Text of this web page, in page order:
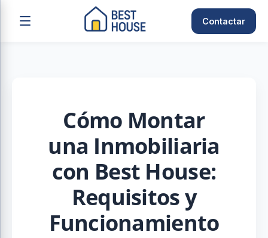
Contactar
Cómo Montar
una Inmobiliaria
con Best House:
Requisitos y
Funcionamiento